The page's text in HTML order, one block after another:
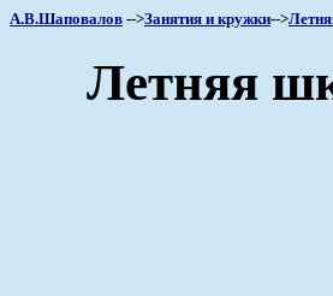
А.В.Шаповалов -->Занятия и кружки-->
Летняя